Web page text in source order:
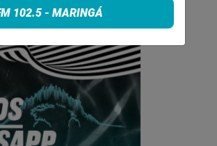
102.5 - MARINGÁ